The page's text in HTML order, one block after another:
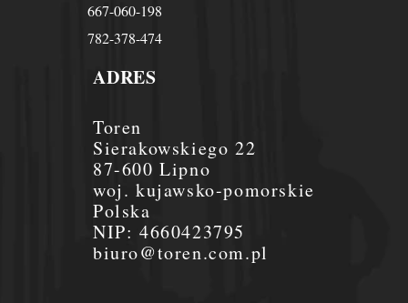
ADRES
Toren
Sierakowskiego 22
87-600 Lipno
woj. kujawsko-pomorskie
Polska
NIP:4660423795
biuro@toren.com.pl
667-060-198
782-378-474